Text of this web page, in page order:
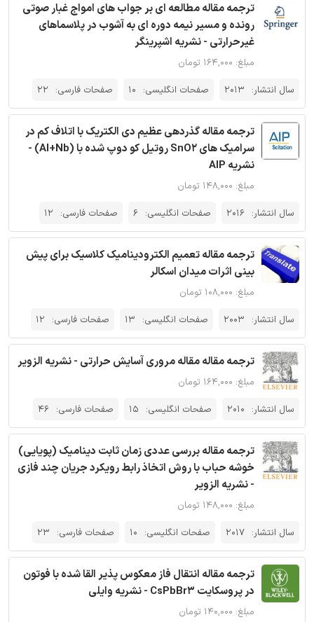
ترجمه مقاله مطالعه ای بر جواب های امواج غبار صوتی
رونده و مسیر نیمه دوره ای به آشوب در پلاسماهای
غیرحرارتی - نشریه اشپرینگر
مبلغ: ۱۶۴,۰۰۰ تومان
سال انتشار: 2013 صفحات انگلیسی: 10 صفحات فارسی: 22
ترجمه مقاله گذردهی عظیم دی الکتریک با اتلاف کم در
سرامیک های SnO2 روتیل کو دوپ شده با (Al+Nb) -
نشریه AIP
مبلغ: ۱۴۸,۰۰۰ تومان
سال انتشار: 2016 صفحات انگلیسی: 6 صفحات فارسی: 12
ترجمه مقاله تعمیم الکترودینامیک کلاسیک برای پیش
بینی اثرات میدان اسکالر
مبلغ: ۱۰۸,۰۰۰ تومان
سال انتشار: 2003 صفحات انگلیسی: 13 صفحات فارسی: 12
ترجمه مقاله مقاله مروری آسایش حرارتی - نشریه الزویر
مبلغ: ۱۶۴,۰۰۰ تومان
سال انتشار: 2010 صفحات انگلیسی: 15 صفحات فارسی: 46
ترجمه مقاله بررسی عددی زمان ثابت دینامیک (پویایی)
خوشه حباب با روش اتخاذ رابط رویکرد جریان چند فازی
- نشریه الزویر
مبلغ: ۱۴۸,۰۰۰ تومان
سال انتشار: 2017 صفحات انگلیسی: 10 صفحات فارسی: 23
ترجمه مقاله انتقال فاز معکوس پذیر القا شده با فوتون
در پروسکایت CsPbBr3 - نشریه وایلی
مبلغ: ۱۴۰,۰۰۰ تومان